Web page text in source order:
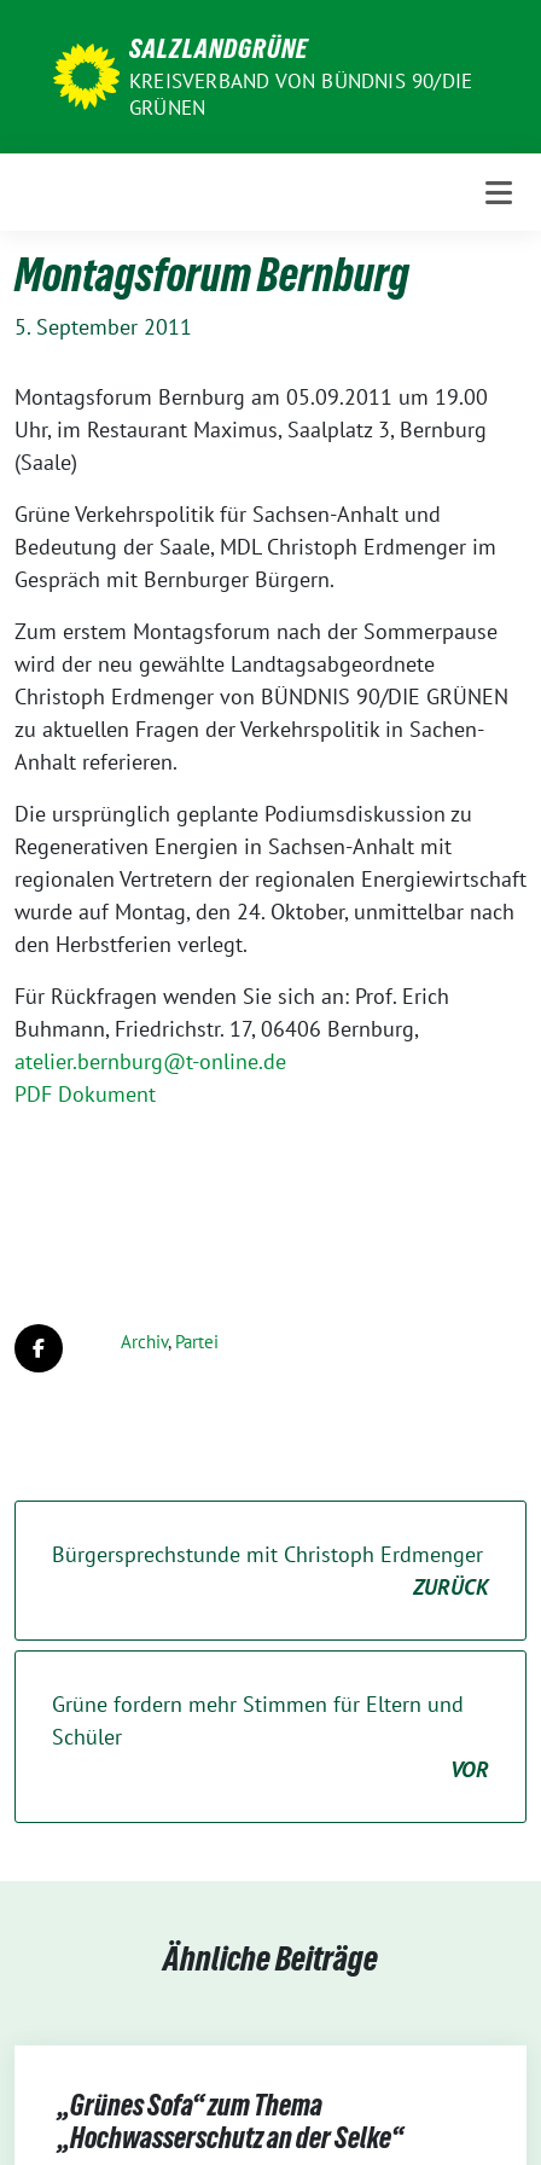
SALZLANDGRÜNE
KREISVERBAND VON BÜNDNIS 90/DIE
GRÜNEN
Montagsforum Bernburg
5. September 2011
Montagsforum Bernburg am 05.09.2011 um 19.00
Uhr, im Restaurant Maximus, Saalplatz 3, Bernburg
(Saale)
Grüne Verkehrspolitik für Sachsen-Anhalt und
Bedeutung der Saale, MDL Christoph Erdmenger im
Gespräch mit Bernburger Bürgern.
Zum erstem Montagsforum nach der Sommerpause
wird der neu gewählte Landtagsabgeordnete
Christoph Erdmenger von BÜNDNIS 90/DIE GRÜNEN
zu aktuellen Fragen der Verkehrspolitik in Sachen-
Anhalt referieren.
Die ursprünglich geplante Podiumsdiskussion zu
Regenerativen Energien in Sachsen-Anhalt mit
regionalen Vertretern der regionalen Energiewirtschaft
wurde auf Montag, den 24. Oktober, unmittelbar nach
den Herbstferien verlegt.
Für Rückfragen wenden Sie sich an: Prof. Erich
Buhmann, Friedrichstr. 17, 06406 Bernburg,
atelier.bernburg@t-online.de
PDF Dokument
Archiv, Partei
Bürgersprechstunde mit Christoph Erdmenger
ZURÜCK
Grüne fordern mehr Stimmen für Eltern und
Schüler
VOR
Ähnliche Beiträge
„Grünes Sofa“ zum Thema
„Hochwasserschutz an der Selke“